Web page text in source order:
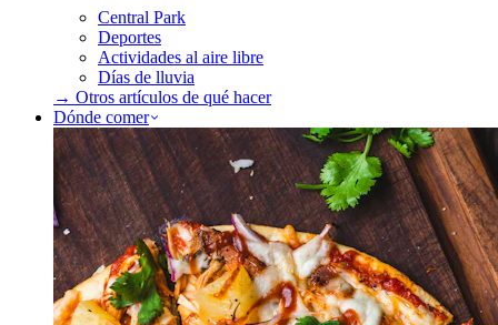
Central Park
Deportes
Actividades al aire libre
Días de lluvia
→ Otros artículos de qué hacer
Dónde comer